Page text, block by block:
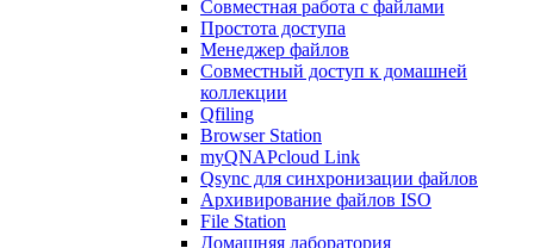
Совместная работа с файлами
Простота доступа
Менеджер файлов
Совместный доступ к домашней
коллекции
Qfiling
Browser Station
myQNAPcloud Link
Qsync для синхронизации файлов
Архивирование файлов ISO
File Station
Домашняя лаборатория